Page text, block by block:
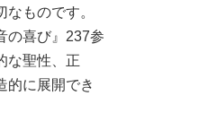
ものです。
の喜び』237参
な聖性、正
的に展開でき